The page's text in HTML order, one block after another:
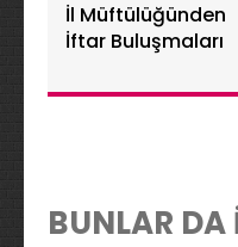
İl Müftülüğünden
İftar Buluşmaları
BUNLAR DA